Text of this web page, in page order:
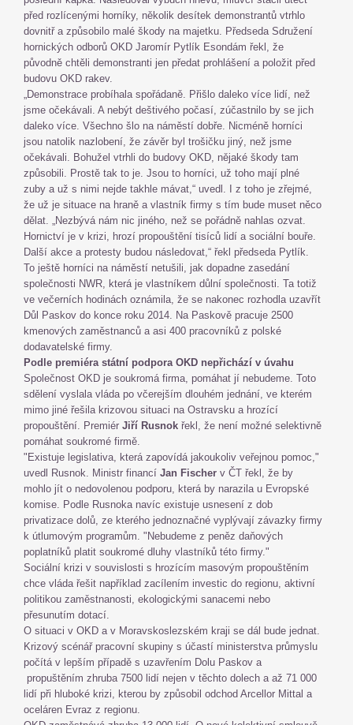
před rozlícenými horníky, několik desítek demonstrantů vtrhlo
dovnitř a způsobilo malé škody na majetku. Předseda Sdružení
hornických odborů OKD Jaromír Pytlík Esondám řekl, že
původně chtěli demonstranti jen předat prohlášení a položit před
budovu OKD rakev.
„Demonstrace probíhala spořádaně. Přišlo daleko více lidí, než
jsme očekávali. A nebýt deštivého počasí, zúčastnilo by se jich
daleko více. Všechno šlo na náměstí dobře. Nicméně horníci
jsou natolik nazlobení, že závěr byl trošičku jiný, než jsme
očekávali. Bohužel vtrhli do budovy OKD, nějaké škody tam
způsobili. Prostě tak to je. Jsou to horníci, už toho mají plné
zuby a už s nimi nejde takhle mávat,“ uvedl. I z toho je zřejmé,
že už je situace na hraně a vlastník firmy s tím bude muset něco
dělat. „Nezbývá nám nic jiného, než se pořádně nahlas ozvat.
Hornictví je v krizi, hrozí propouštění tisíců lidí a sociální bouře.
Další akce a protesty budou následovat,“ řekl předseda Pytlík.
To ještě horníci na náměstí netušili, jak dopadne zasedání
společnosti NWR, která je vlastníkem důlní společnosti. Ta totiž
ve večerních hodinách oznámila, že se nakonec rozhodla uzavřít
Důl Paskov do konce roku 2014. Na Paskově pracuje 2500
kmenových zaměstnanců a asi 400 pracovníků z polské
dodavatelské firmy.
Podle premiéra státní podpora OKD nepřichází v úvahu
Společnost OKD je soukromá firma, pomáhat jí nebudeme. Toto
sdělení vyslala vláda po včerejším dlouhém jednání, ve kterém
mimo jiné řešila krizovou situaci na Ostravsku a hrozící
propouštění. Premiér Jiří Rusnok řekl, že není možné selektivně
pomáhat soukromé firmě.
"Existuje legislativa, která zapovídá jakoukoliv veřejnou pomoc,"
uvedl Rusnok. Ministr financí Jan Fischer v ČT řekl, že by
mohlo jít o nedovolenou podporu, která by narazila u Evropské
komise. Podle Rusnoka navíc existuje usnesení z dob
privatizace dolů, ze kterého jednoznačné vyplývají závazky firmy
k útlumovým programům. "Nebudeme z peněz daňových
poplatníků platit soukromé dluhy vlastníků této firmy."
Sociální krizi v souvislosti s hrozícím masovým propouštěním
chce vláda řešit například zacílením investic do regionu, aktivní
politikou zaměstnanosti, ekologickými sanacemi nebo
přesunutím dotací.
O situaci v OKD a v Moravskoslezském kraji se dál bude jednat.
Krizový scénář pracovní skupiny s účastí ministerstva průmyslu
počítá v lepším případě s uzavřením Dolu Paskov a
propuštěním zhruba 7500 lidí nejen v těchto dolech a až 71 000
lidí při hluboké krizi, kterou by způsobil odchod Arcellor Mittal a
oceláren Evraz z regionu.